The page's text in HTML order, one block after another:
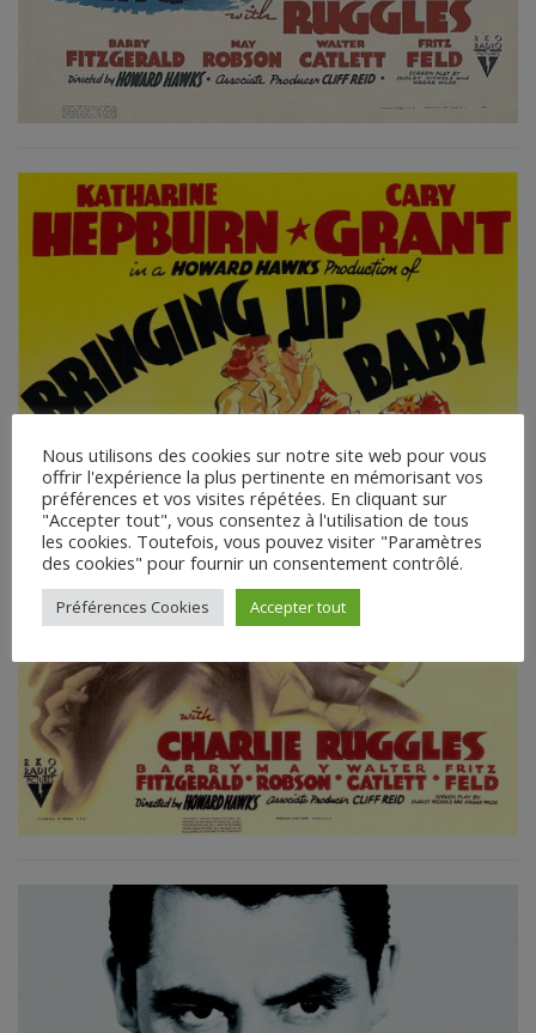
Nous utilisons des cookies sur notre site web pour vous
offrir l'expérience la plus pertinente en mémorisant vos
préférences et vos visites répétées. En cliquant sur
"Accepter tout", vous consentez à l'utilisation de tous
les cookies. Toutefois, vous pouvez visiter "Paramètres
des cookies" pour fournir un consentement contrôlé.
Préférences Cookies Accepter tout